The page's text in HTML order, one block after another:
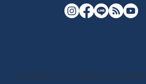
© 2026 Yuriage Port Morning Market Cooperative